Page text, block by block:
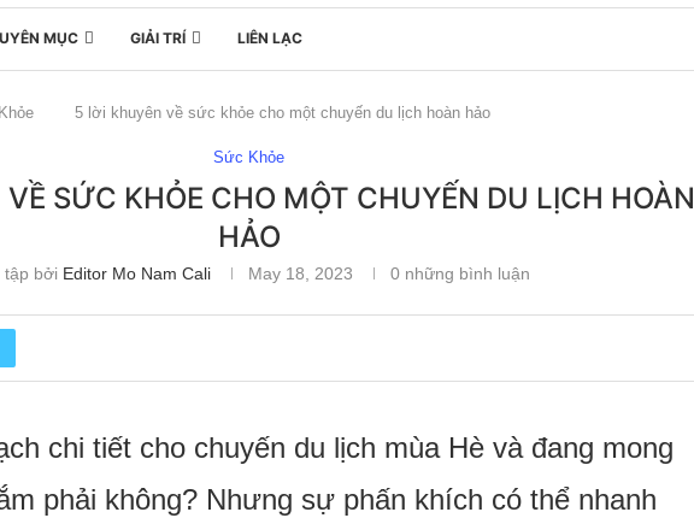
MỤC GIẢI TRÍ LIÊN LẠC
5 lời khuyên về sức khỏe cho một chuyến du lịch hoàn hảo
Sức Khỏe
SỨC KHỎE CHO MỘT CHUYẾN DU LỊCH HOÀN
HẢO
tập bởi Editor Mo Nam Cali May 18, 2023 0 những bình luận
chi tiết cho chuyến du lịch mùa Hè và đang mong
phải không? Nhưng sự phấn khích có thể nhanh